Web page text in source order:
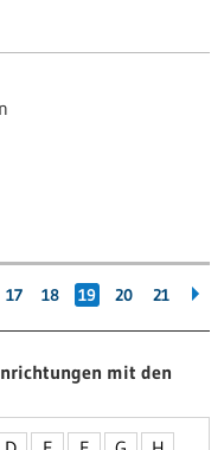
17 18 19 20 21
mit den